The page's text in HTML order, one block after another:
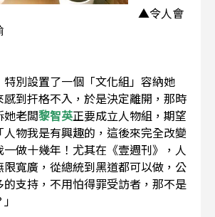
人會
別設置了一個「文化組」容納她
到扞格不入，於是決定離開，那時
她老闆黎智英正要成立人物組，期望
物我是有興趣的，這後來完全改變
做十幾年！尤其在《壹週刊》，人
限寬廣，從總統到黑道都可以做，公
的支持，不用怕得罪受訪者，那不是